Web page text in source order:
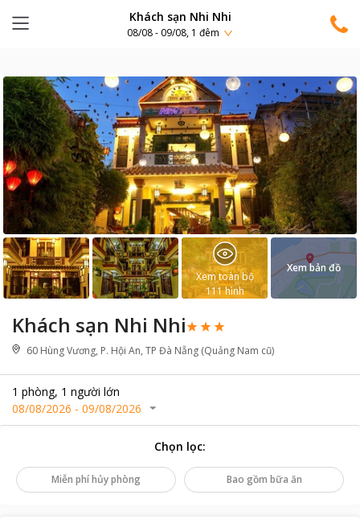
Khách sạn Nhi Nhi
08/08 - 09/08, 1 đêm
Khách sạn Nhi Nhi
60 Hùng Vương, P. Hội An, TP Đà Nẵng (Quảng Nam cũ)
1 phòng, 1 người lớn
08/08/2026 - 09/08/2026
Xem toàn bộ
111hình
Xem bản đồ
Chọn lọc:
Miễn phí hủy phòng Bao gồm bữa ăn